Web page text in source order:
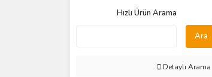
Hızlı Ürün Arama
Ara
Detaylı Arama